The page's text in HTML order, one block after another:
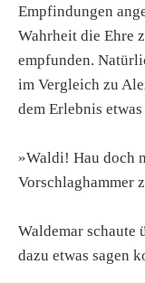
Empfindungen
Wahrheit die Ehre
empfunden.
im Vergleich zu
dem Erlebnis
»Waldi! Hau doch
Vorschlaghammer
Waldemar schaute
dazu etwas sagen